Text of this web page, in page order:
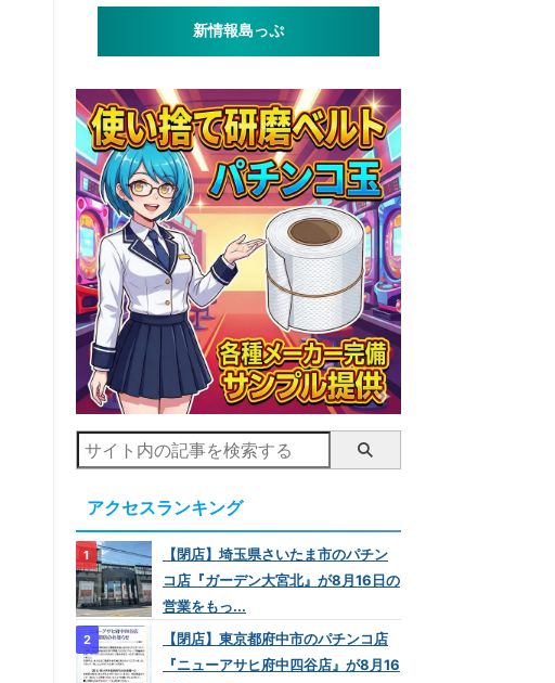
新情報島っぷ
アクセスランキング
【閉店】埼玉県さいたま市のパチン
コ店『ガーデン大宮北』が8月16日の
営業をもっ...
【閉店】東京都府中市のパチンコ店
『ニューアサヒ府中四谷店』が8月16